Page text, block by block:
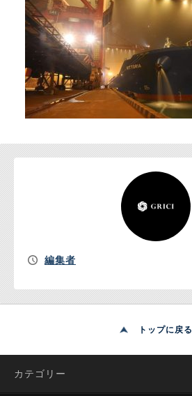
お問い合わせ
編集者
トップに戻る
カテゴリー